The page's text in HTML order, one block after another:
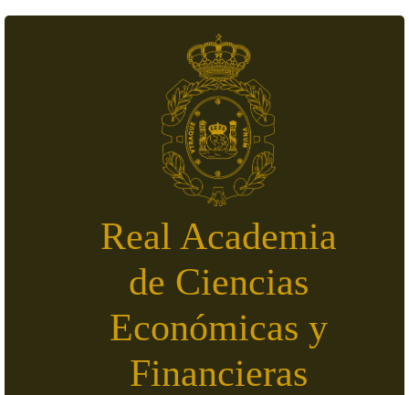
Real Academia
de Ciencias
Económicas y
Financieras